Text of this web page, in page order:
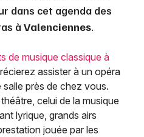
dans cet agenda des
à Valenciennes.
de musique classique à
assister à un opéra
près de chez vous.
théâtre, celui de la musique
lyrique, grands airs
jouée par les